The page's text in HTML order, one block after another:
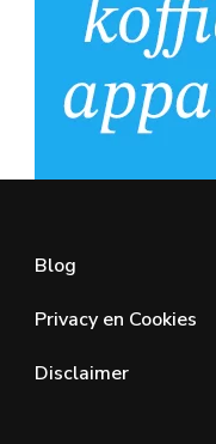
Blog
Privacy en Cookies
Disclaimer